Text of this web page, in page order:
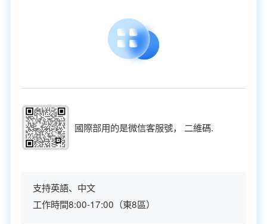
國際部用的是微信客服號， 二維碼.
支持英語、中文
工作時間8:00-17:00（東8區）